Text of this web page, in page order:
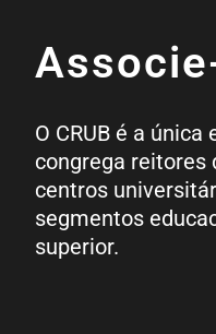
O CRUB é a
congrega reitores
centros
segmentos
superior.